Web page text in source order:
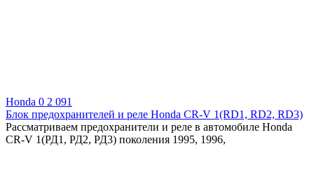
Honda 0 2 091
Блок предохранителей и реле Honda CR-V 1(RD1, RD2, RD3)
Рассматриваем предохранители и реле в автомобиле Honda
CR-V 1(РД1, РД2, РД3) поколения 1995, 1996,